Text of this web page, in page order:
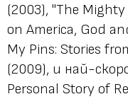
(2003), "The
on America, God
My Pins: Stories
(2009), и най-
Personal Story of